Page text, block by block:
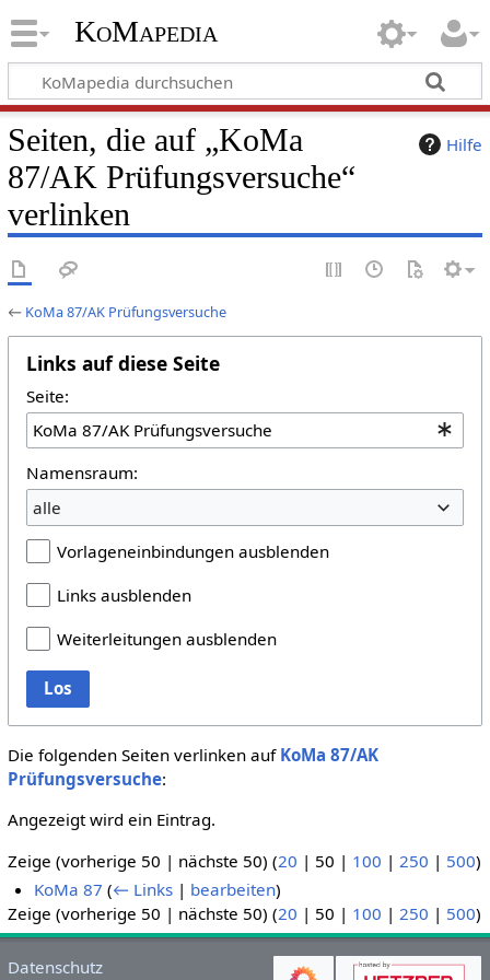
KoMapedia
Hilfe
Seiten, die auf „KoMa
87/AK Prüfungsversuche“
verlinken
← KoMa 87/AK Prüfungsversuche
Links auf diese Seite
Seite:
Namensraum:
alle
Vorlageneinbindungen ausblenden
Links ausblenden
Weiterleitungen ausblenden
Los
Die folgenden Seiten verlinken auf KoMa 87/AK
Prüfungsversuche:
Angezeigt wird ein Eintrag.
Zeige (vorherige 50 | nächste 50) (20 | 50 | 100 | 250 | 500)
KoMa 87 (← Links | bearbeiten)
Zeige (vorherige 50 | nächste 50) (20 | 50 | 100 | 250 | 500)
Datenschutz